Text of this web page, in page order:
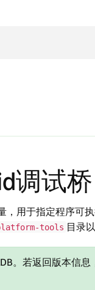
调试桥
，用于指定程序可
tools 目录
。若返回版本信息